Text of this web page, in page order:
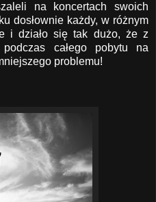
na koncertach swoich
dosłownie każdy, w różnym
i działo się tak dużo, że z
całego pobytu na
problemu!